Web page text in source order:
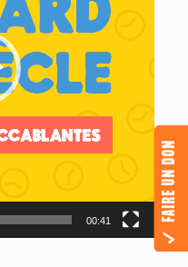
00:41 FAIRE UN DON